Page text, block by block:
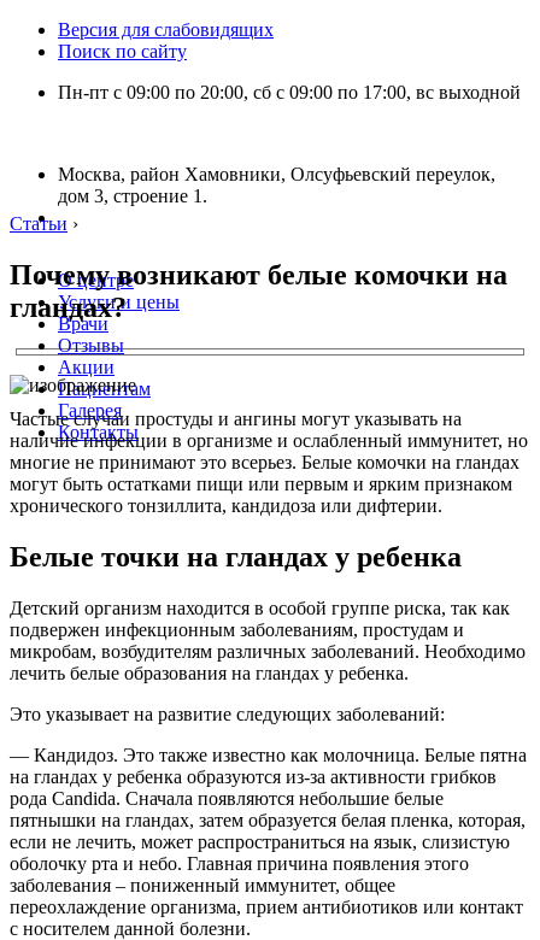
Версия для слабовидящих
Поиск по сайту
Пн-пт с 09:00 по 20:00, сб с 09:00 по 17:00, вс выходной
Москва, район Хамовники, Олсуфьевский переулок,
дом 3, строение 1.
О центре
Услуги и цены
Врачи
Отзывы
Акции
Пациентам
Галерея
Контакты
Статьи ›
Почему возникают белые комочки на
гландах?
Частые случаи простуды и ангины могут указывать на
наличие инфекции в организме и ослабленный иммунитет, но
многие не принимают это всерьез. Белые комочки на гландах
могут быть остатками пищи или первым и ярким признаком
хронического тонзиллита, кандидоза или дифтерии.
Белые точки на гландах у ребенка
Детский организм находится в особой группе риска, так как
подвержен инфекционным заболеваниям, простудам и
микробам, возбудителям различных заболеваний. Необходимо
лечить белые образования на гландах у ребенка.
Это указывает на развитие следующих заболеваний:
— Кандидоз. Это также известно как молочница. Белые пятна
на гландах у ребенка образуются из-за активности грибков
рода Candida. Сначала появляются небольшие белые
пятнышки на гландах, затем образуется белая пленка, которая,
если не лечить, может распространиться на язык, слизистую
оболочку рта и небо. Главная причина появления этого
заболевания – пониженный иммунитет, общее
переохлаждение организма, прием антибиотиков или контакт
с носителем данной болезни.